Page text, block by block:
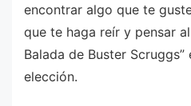
encontrar algo que te
que te haga reír y pensar
Balada de Buster
elección.